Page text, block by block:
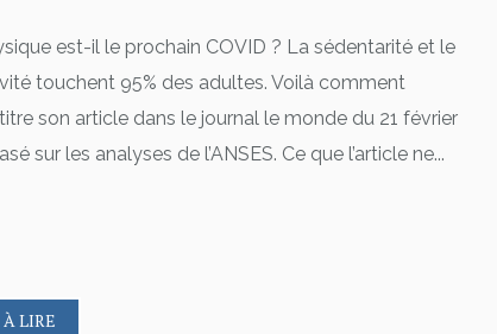
est-il le prochain COVID ? La sédentarité et le
touchent 95% des adultes. Voilà comment
son article dans le journal le monde du 21 février
sur les analyses de l’ANSES. Ce que l’article ne...
LIRE